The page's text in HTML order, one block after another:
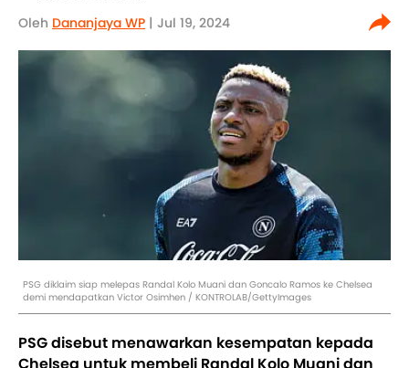
Oleh Dananjaya WP | Jul 19, 2024
PSG diklaim siap melepas Randal Kolo Muani dan Goncalo Ramos ke Chelsea
demi mendapatkan Victor Osimhen / KONTROLAB/GettyImages
PSG disebut menawarkan kesempatan kepada
Chelsea untuk membeli Randal Kolo Muani dan